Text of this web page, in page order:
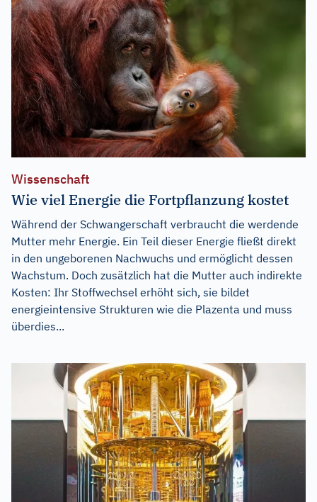
Wissenschaft
Wie viel Energie die Fortpflanzung kostet
Während der Schwangerschaft verbraucht die werdende
Mutter mehr Energie. Ein Teil dieser Energie fließt direkt
in den ungeborenen Nachwuchs und ermöglicht dessen
Wachstum. Doch zusätzlich hat die Mutter auch indirekte
Kosten: Ihr Stoffwechsel erhöht sich, sie bildet
energieintensive Strukturen wie die Plazenta und muss
überdies...